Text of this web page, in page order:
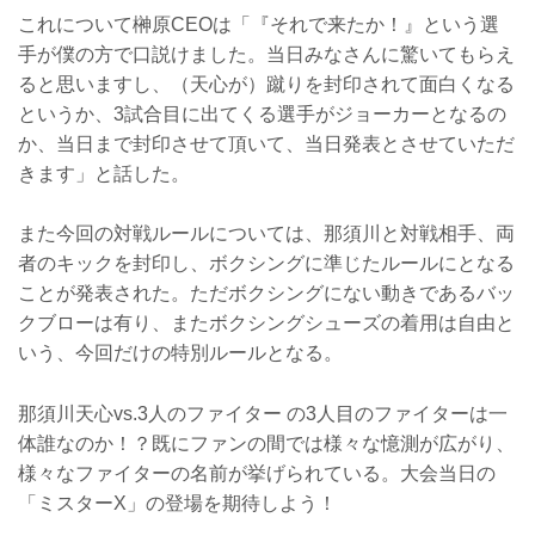
これについて榊原CEOは「『それで来たか！』という選
手が僕の方で口説けました。当日みなさんに驚いてもらえ
ると思いますし、（天心が）蹴りを封印されて面白くなる
というか、3試合目に出てくる選手がジョーカーとなるの
か、当日まで封印させて頂いて、当日発表とさせていただ
きます」と話した。
また今回の対戦ルールについては、那須川と対戦相手、両
者のキックを封印し、ボクシングに準じたルールにとなる
ことが発表された。ただボクシングにない動きであるバッ
クブローは有り、またボクシングシューズの着用は自由と
いう、今回だけの特別ルールとなる。
那須川天心vs.3人のファイター の3人目のファイターは一
体誰なのか！？既にファンの間では様々な憶測が広がり、
様々なファイターの名前が挙げられている。大会当日の
「ミスターX」の登場を期待しよう！